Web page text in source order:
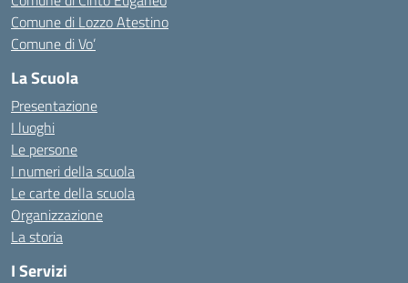
Comune di Lozzo Atestino
Comune di Vo’
La Scuola
Presentazione
I luoghi
Le persone
I numeri della scuola
Le carte della scuola
Organizzazione
La storia
I Servizi